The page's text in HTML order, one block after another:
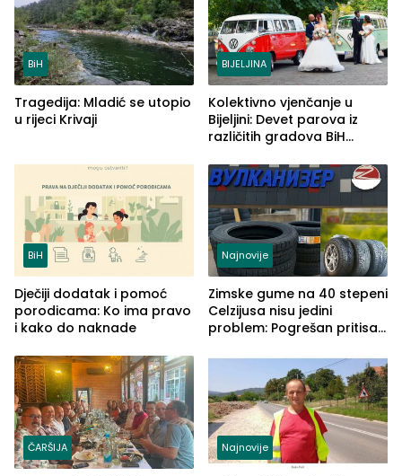
BiH
Tragedija: Mladić se utopio
u rijeci Krivaji
BIJELJINA
Kolektivno vjenčanje u
Bijeljini: Devet parova iz
različitih gradova BiH
BiH
Dječiji dodatak i pomoć
porodicama: Ko ima pravo
i kako do naknade
Najnovije
Zimske gume na 40 stepeni
Celzijusa nisu jedini
problem: Pogrešan pritisak
ČARŠIJA Najnovije